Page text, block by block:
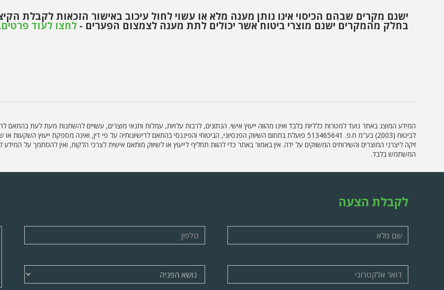
ישנם מקרים שבהם הכיסוי אינו נותן מענה מלא או עשוי לחול עיכוב באישור הזכאות לקבלת
בחלק מהמקרים ישנם מוצרי ביטוח אשר יכולים לתת מענה לצמצום הפערים - לחצו לעוד פרטים
המידע המוצג באתר נועד למטרות כלליות בלבד ואינו מהווה ייעוץ אישי. הנתונים, לרבות עלויות, עמלות ותנאי מוצרים, עשויים להשתנות מעת לעת בהתאם
לביטוח (2003) בע"מ ח.פ. 513465641 פועלת בתחום השיווק הפנסיוני, הביטוחי והפיננסי בהתאם לרישיונותיה על פי דין, ואינה מספקת
זיקה ליצרני המוצרים והשירותים המשווקים על ידה. אין באמור באתר כדי להוות תחליף לייעוץ או לשיווק מותאם אישית לצרכי הלקוח, ואין להסתמך על
המשתמש בלבד.
לקבלת הצעה